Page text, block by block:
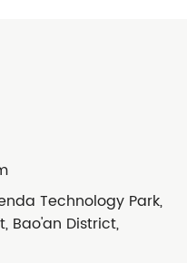
Technology Park,
Bao'an District,